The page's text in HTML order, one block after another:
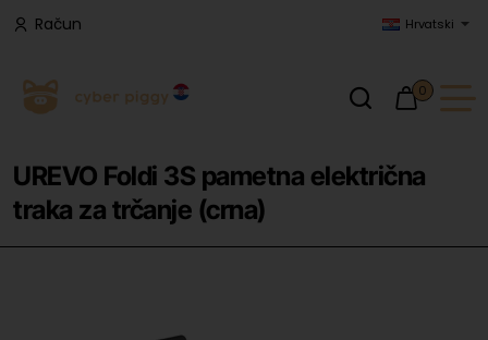
Račun Hrvatski
0
UREVO Foldi 3S pametna električna
traka za trčanje (crna)